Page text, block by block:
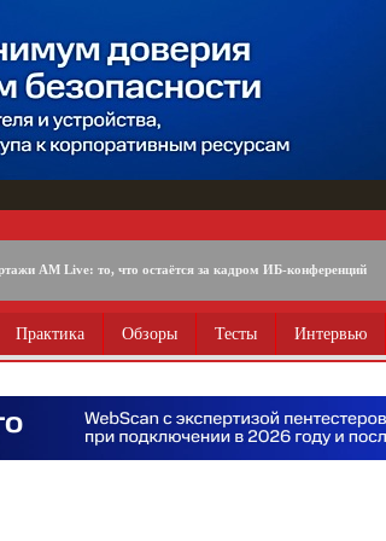
AM Live: то, что остаётся за кадром ИБ-конференций
Практика Обзоры Тесты Интервью